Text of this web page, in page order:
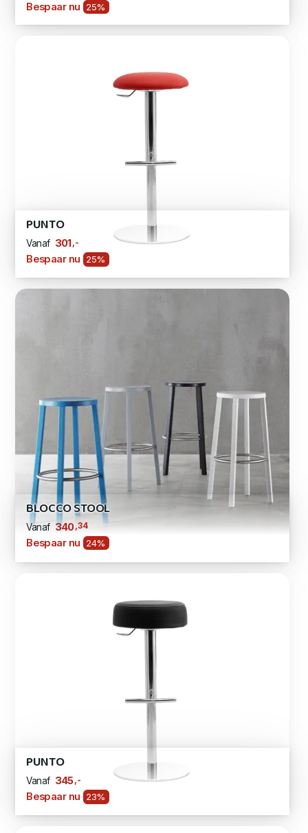
Bespaar nu 25%
PUNTO
Vanaf 301 ,-
Bespaar nu 25%
BLOCCO STOOL
Vanaf 340,34
Bespaar nu 24%
PUNTO
Vanaf 345 ,-
Bespaar nu 23%